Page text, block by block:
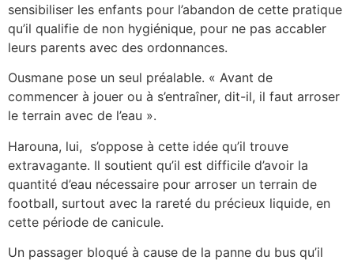
sensibiliser les enfants pour l’abandon de cette pratique
qu’il qualifie de non hygiénique, pour ne pas accabler
leurs parents avec des ordonnances.
Ousmane pose un seul préalable. « Avant de
commencer à jouer ou à s’entraîner, dit-il, il faut arroser
le terrain avec de l’eau ».
Harouna, lui, s’oppose à cette idée qu’il trouve
extravagante. Il soutient qu’il est difficile d’avoir la
quantité d’eau nécessaire pour arroser un terrain de
football, surtout avec la rareté du précieux liquide, en
cette période de canicule.
Un passager bloqué à cause de la panne du bus qu’il